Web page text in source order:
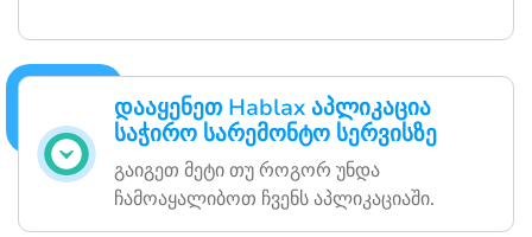
დააყენეთ Hablax აპლიკაცია
საჭირო სარემონტო სერვისზე
გაიგეთ მეტი თუ როგორ უნდა
ჩამოაყალიბოთ ჩვენს აპლიკაციაში.